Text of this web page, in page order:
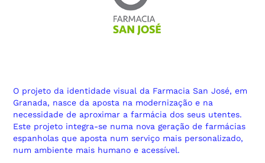
O projeto da identidade visual da Farmacia San José, em
Granada, nasce da aposta na modernização e na
necessidade de aproximar a farmácia dos seus utentes.
Este projeto integra-se numa nova geração de farmácias
espanholas que aposta num serviço mais personalizado,
num ambiente mais humano e acessível.